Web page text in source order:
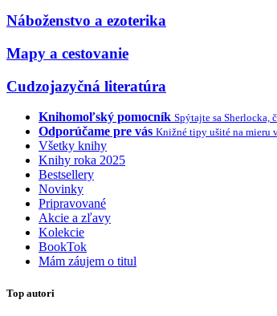
Náboženstvo a ezoterika
Mapy a cestovanie
Cudzojazyčná literatúra
Knihomoľský pomocník Spýtajte sa Sherlocka,
Odporúčame pre vás Knižné tipy ušité na mieru
Všetky knihy
Knihy roka 2025
Bestsellery
Novinky
Pripravované
Akcie a zľavy
Kolekcie
BookTok
Mám záujem o titul
Top autori